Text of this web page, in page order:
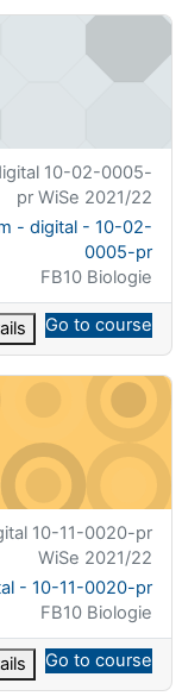
- 10-02-0005-pr
الاسم المختصر
10-02-0005-
pr WiSe 2021/22
اسم المقرر
- digital - 10-02-
0005-pr
تصنيف المساق
FB10 Biologie
Go to course
- 10-11-0020-pr
الاسم المختصر
10-11-0020-pr
WiSe 2021/22
اسم المقرر
- 10-11-0020-pr
تصنيف المساق
FB10 Biologie
Go to course